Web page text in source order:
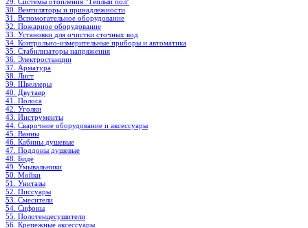
30. Вентиляторы и принадлежности
31. Вспомогательное оборудование
32. Пожарное оборудование
33. Установки для очистки сточных вод
34. Контрольно-измерительные приборы и автоматика
35. Стабилизаторы напряжения
36. Электростанции
37. Арматура
38. Лист
39. Швеллеры
40. Двутавр
41. Полоса
42. Уголки
43. Инструменты
44. Сварочное оборудование и аксессуары
45. Ванны
46. Кабины душевые
47. Поддоны душевые
48. Биде
49. Умывальники
50. Мойки
51. Унитазы
52. Писсуары
53. Смесители
54. Сифоны
55. Полотенцесушители
56. Крепежные аксессуары